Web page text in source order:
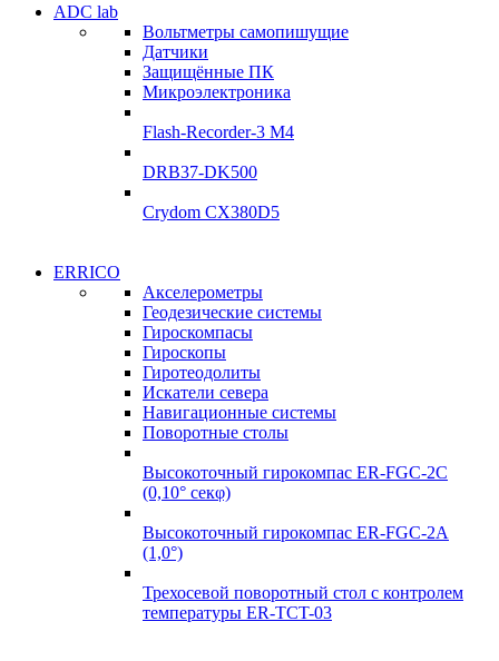
УЛ-04 УЛ-06
Подробнее
УЛ-04 УЛ-06
Подробнее
ADC lab
Вольтметры самопишущие
Датчики
Защищённые ПК
Микроэлектроника
Flash-Recorder-3 М4
DRB37-DK500
Crydom CX380D5
ADClab
Подробнее
ADClab
Подробнее
ERRICO
Акселерометры
Геодезические системы
Гироскомпасы
Гироскопы
Гиротеодолиты
Искатели севера
Навигационные системы
Поворотные столы
Высокоточный гирокомпас ER-FGC-2C
(0,10° секφ)
Высокоточный гирокомпас ER-FGC-2A
(1,0°)
Трехосевой поворотный стол с контролем
температуры ER-TCT-03